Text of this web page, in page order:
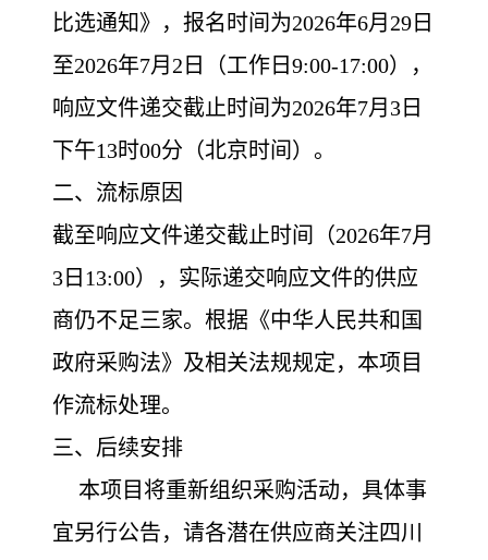
比选通知》，报名时间为2026年6月29日
至2026年7月2日（工作日9:00-17:00），
响应文件递交截止时间为2026年7月3日
下午13时00分（北京时间）。
二、流标原因
截至响应文件递交截止时间（2026年7月
3日13:00），实际递交响应文件的供应
商仍不足三家。根据《中华人民共和国
政府采购法》及相关法规规定，本项目
作流标处理。
三、后续安排
本项目将重新组织采购活动，具体事
宜另行公告，请各潜在供应商关注四川